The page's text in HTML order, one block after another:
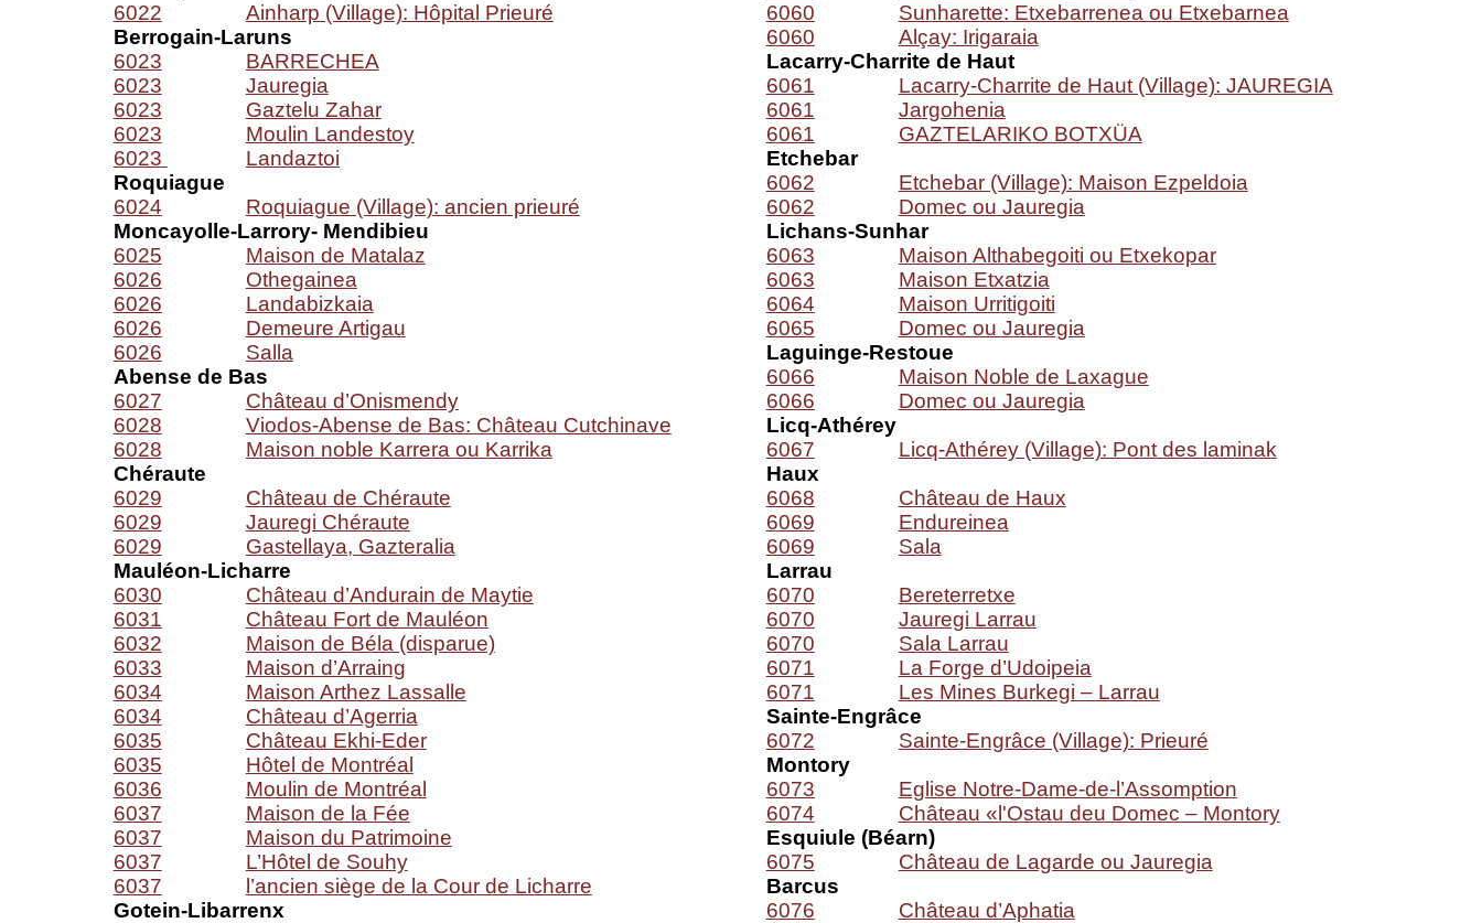
6022
Ainharp (Village): Hôpital Prieuré
Berrogain-Laruns
6023
BARRECHEA
6023
Jauregia
6023
Gaztelu Zahar
6023
Moulin Landestoy
6023
Landaztoi
Roquiague
6024
Roquiague (Village): ancien prieuré
Moncayolle-Larrory- Mendibieu
6025
Maison de Matalaz
6026
Othegainea
6026
Landabizkaia
6026
Demeure Artigau
6026
Salla
Abense de Bas
6027
Château d’Onismendy
6028
Viodos-Abense de Bas: Château Cutchinave
6028
Maison noble Karrera ou Karrika
Chéraute
6029
Château de Chéraute
6029
Jauregi Chéraute
6029
Gastellaya, Gazteralia
Mauléon-Licharre
6030
Château d’Andurain de Maytie
6031
Château Fort de Mauléon
6032
Maison de Béla (disparue)
6033
Maison d’Arraing
6034
Maison Arthez Lassalle
6034
Château d’Agerria
6035
Château Ekhi-Eder
6035
Hôtel de Montréal
6036
Moulin de Montréal
6037
Maison de la Fée
6037
Maison du Patrimoine
6037
L’Hôtel de Souhy
6037
l’ancien siège de la Cour de Licharre
Gotein-Libarrenx
6060
Sunharette: Etxebarrenea ou Etxebarnea
6060
Alçay: Irigaraia
Lacarry-Charrite de Haut
6061
Lacarry-Charrite de Haut (Village): JAUREGIA
6061
Jargohenia
6061
GAZTELARIKO BOTXÜA
Etchebar
6062
Etchebar (Village): Maison Ezpeldoia
6062
Domec ou Jauregia
Lichans-Sunhar
6063
Maison Althabegoiti ou Etxekopar
6063
Maison Etxatzia
6064
Maison Urritigoiti
6065
Domec ou Jauregia
Laguinge-Restoue
6066
Maison Noble de Laxague
6066
Domec ou Jauregia
Licq-Athérey
6067
Licq-Athérey (Village): Pont des laminak
Haux
6068
Château de Haux
6069
Endureinea
6069
Sala
Larrau
6070
Bereterretxe
6070
Jauregi Larrau
6070
Sala Larrau
6071
La Forge d’Udoipeia
6071
Les Mines Burkegi – Larrau
Sainte-Engrâce
6072
Sainte-Engrâce (Village): Prieuré
Montory
6073
Eglise Notre-Dame-de-l’Assomption
6074
Château «l'Ostau deu Domec – Montory
Esquiule (Béarn)
6075
Château de Lagarde ou Jauregia
Barcus
6076
Château d’Aphatia